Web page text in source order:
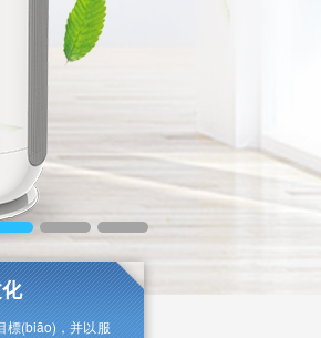
標(biāo)，并以服